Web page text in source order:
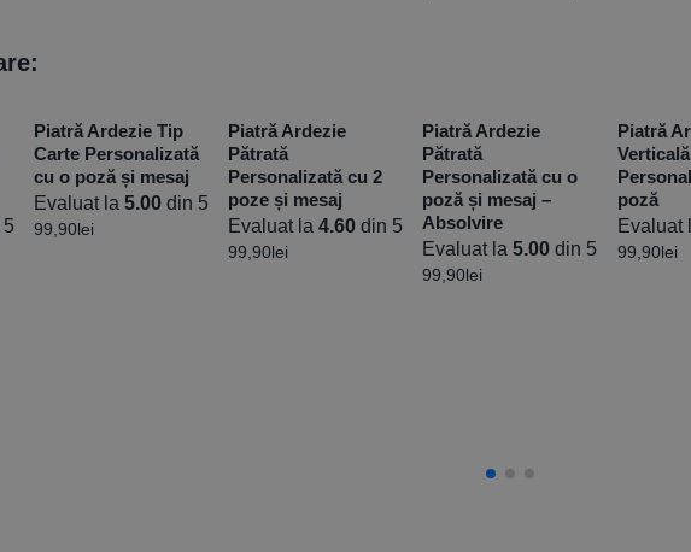
Piatră Ardezie Tip
Carte Personalizată
cu o poză și mesaj
Evaluat la5.00 din 5
99,90lei
Piatră Ardezie
Pătrată
Personalizată cu 2
poze și mesaj
Evaluat la4.60 din 5
99,90lei
Piatră Ardezie
Pătrată
Personalizată cu o
poză și mesaj –
Absolvire
Evaluat la5.00 din 5
99,90lei
Piatră
Verticală
poză
Evaluat
99,90lei